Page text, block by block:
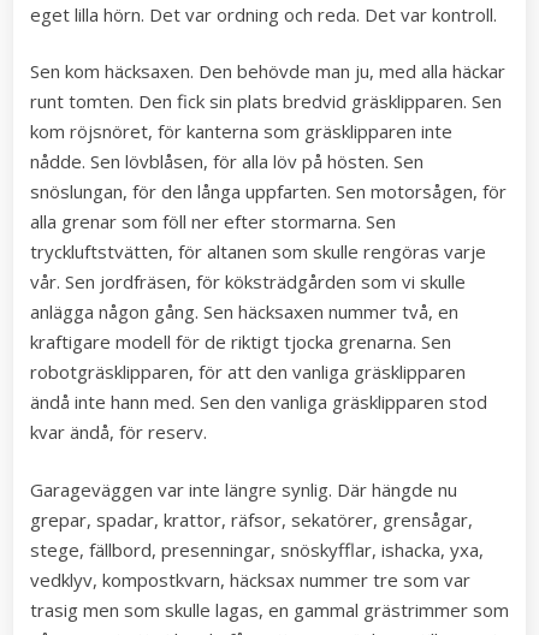
eget lilla hörn. Det var ordning och reda. Det var kontroll.
Sen kom häcksaxen. Den behövde man ju, med alla häckar
runt tomten. Den fick sin plats bredvid gräsklipparen. Sen
kom röjsnöret, för kanterna som gräsklipparen inte
nådde. Sen lövblåsen, för alla löv på hösten. Sen
snöslungan, för den långa uppfarten. Sen motorsågen, för
alla grenar som föll ner efter stormarna. Sen
tryckluftstvätten, för altanen som skulle rengöras varje
vår. Sen jordfräsen, för köksträdgården som vi skulle
anlägga någon gång. Sen häcksaxen nummer två, en
kraftigare modell för de riktigt tjocka grenarna. Sen
robotgräsklipparen, för att den vanliga gräsklipparen
ändå inte hann med. Sen den vanliga gräsklipparen stod
kvar ändå, för reserv.
Garageväggen var inte längre synlig. Där hängde nu
grepar, spadar, krattor, räfsor, sekatörer, grensågar,
stege, fällbord, presenningar, snöskyfflar, ishacka, yxa,
vedklyv, kompostkvarn, häcksax nummer tre som var
trasig men som skulle lagas, en gammal grästrimmer som